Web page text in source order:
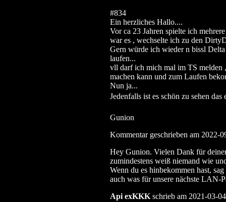
#834
Ein herzliches Hallo....
Vor ca 23 Jahren spielte ich
war es , wechselte ich zu den
Gern würde ich wieder n bissl
laufen...
vll darf ich mich mal im TS melden
machen kann und zum Laufen
Nun ja...
Jedenfalls ist es schön zu sehen
Gunion
Kommentar geschrieben am
Hey Gunion. Vielen Dank für
zumindestens weiß niemand wie
Wenn du es hinbekommen hast,
auch was für unsere nächste LAN-
Api exKKK schrieb am 2021-03-